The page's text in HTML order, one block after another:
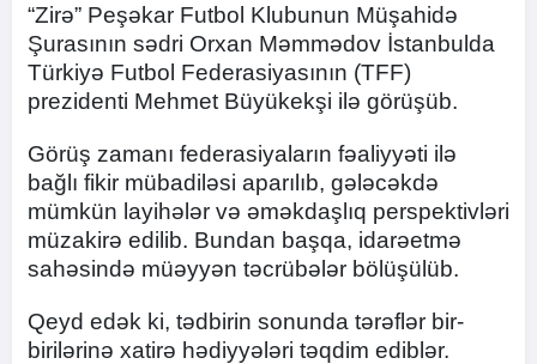
“Zirə” Peşəkar Futbol Klubunun Müşahidə
Şurasının sədri Orxan Məmmədov İstanbulda
Türkiyə Futbol Federasiyasının (TFF)
prezidenti Mehmet Büyükekşi ilə görüşüb.
Görüş zamanı federasiyaların fəaliyyəti ilə
bağlı fikir mübadiləsi aparılıb, gələcəkdə
mümkün layihələr və əməkdaşlıq perspektivləri
müzakirə edilib. Bundan başqa, idarəetmə
sahəsində müəyyən təcrübələr bölüşülüb.
Qeyd edək ki, tədbirin sonunda tərəflər bir-
birilərinə xatirə hədiyyələri təqdim ediblər.